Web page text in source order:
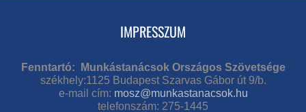
IMPRESSZUM
Fenntartó: Munkástanácsok Országos Szövetsége
székhely:1125 Budapest Szarvas Gábor út 9/b.
e-mail cím: mosz@munkastanacsok.hu
telefonszám: 275-1445